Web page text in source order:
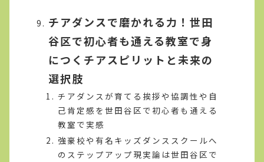
チアダンスで磨かれる力！世田
谷区で初心者も通える教室で身
につくチアスピリットと未来の
選択肢
チアダンスが育てる挨拶や協調性や自
己肯定感を世田谷区で初心者も通える
教室で実感
強豪校や有名キッズダンススクールへ
のステップアップ現実論は世田谷区で